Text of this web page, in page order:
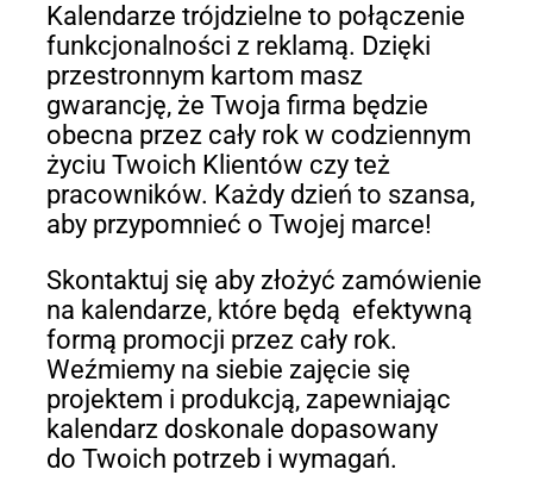
Kalendarze trójdzielne to połączenie
funkcjonalności z reklamą. Dzięki
przestronnym kartom masz
gwarancję, że Twoja firma będzie
obecna przez cały rok w codziennym
życiu Twoich Klientów czy też
pracowników. Każdy dzień to szansa,
aby przypomnieć o Twojej marce!
Skontaktuj się aby złożyć zamówienie
na kalendarze, które będą efektywną
formą promocji przez cały rok.
Weźmiemy na siebie zajęcie się
projektem i produkcją, zapewniając
kalendarz doskonale dopasowany
do Twoich potrzeb i wymagań.